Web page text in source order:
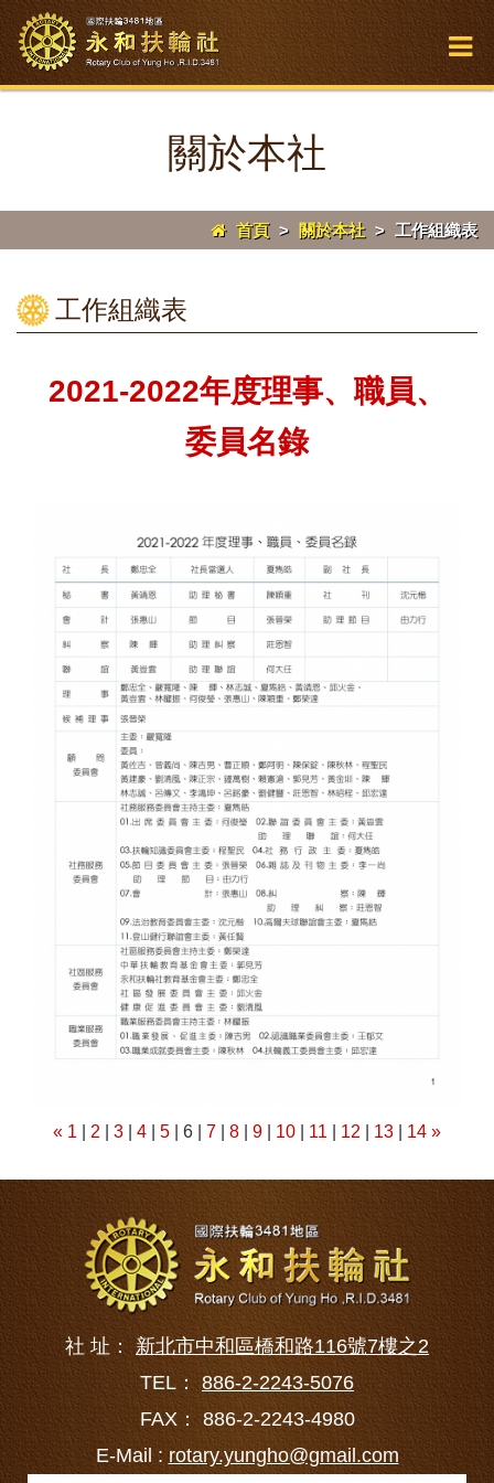
關於本社
首頁> 關於本社> 工作組織表
工作組織表
2021-2022年度理事、職員、
委員名錄
« 1 2 3 4 5 | 6 | 7 8 9 10 11 12 13 14 »
社 址： 新北市中和區橋和路116號7樓之2
TEL： 886-2-2243-5076
FAX： 886-2-2243-4980
E-Mail : rotary.yungho@gmail.com